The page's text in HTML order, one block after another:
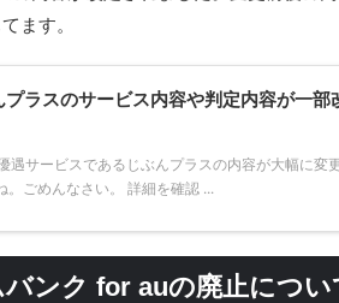
ます。
ラスのサービス内容や判定内容が一
遇サービスであるじぶんプラスの内容が大幅に変
。ごめんなさい。 詳細を確認 ...
ンク for auの廃止につい